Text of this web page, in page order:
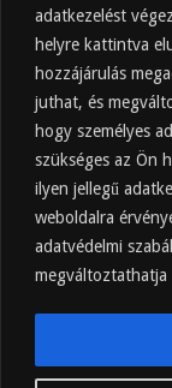
adatkezelést
helyre kattintva
hozzájárulás
juthat, és
hogy személyes
szükséges az Ön
ilyen jellegű
weboldalra
adatvédelmi
megváltoztathatja
2025.10.30.
Ipari
ajánlatkérés